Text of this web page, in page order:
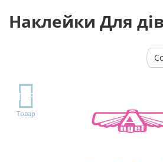
Наклейки Для
TOP
Товар